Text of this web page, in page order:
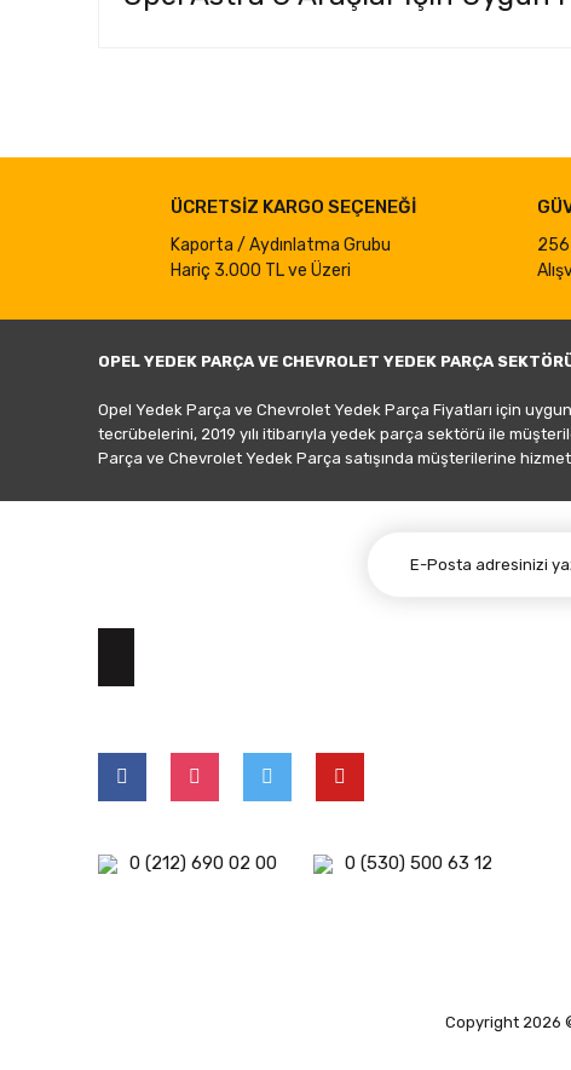
Ürün açıklamasında eksik bilgiler bulunuyor.
Ürün bilgilerinde hatalar bulunuyor.
Ürün fiyatı diğer sitelerden daha pahalı.
ÜCRETSİZ KARGO SEÇENEĞİ
Kaporta / Aydınlatma Grubu
Hariç 3.000 TL ve Üzeri
256
OPEL YEDEK PARÇA VE CHEVROLET YEDEK PARÇA
Opel Yedek Parça ve Chevrolet Yedek Parça Fiyatları için
tecrübelerini, 2019 yılı itibarıyla yedek parça sektörü ile
Parça ve Chevrolet Yedek Parça satışında müşterilerine
0 (212) 690 02 00 0 (530) 500 63 12
Copyright 2026